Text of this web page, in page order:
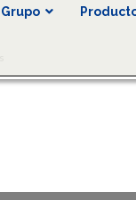
Grupo